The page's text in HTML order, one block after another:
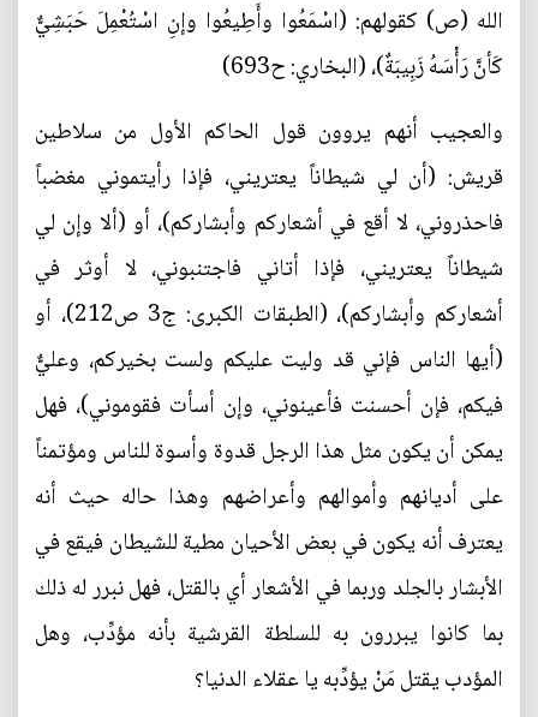
الله (ص) كقولهم: (اسْمَعُوا وأَطِيعُوا وإنِ اسْتُعْمِلَ حَبَشِيٌّ
كَأنَّ رَأْسَهُ زَبِيبَةٌ)، (البخاري: ح693)
والعجيب أنهم يروون قول الحاكم الأول من سلاطين
قريش: (أن لي شيطاناً يعتريني، فإذا رأيتموني مغضباً
فاحذروني، لا أقع في أشعاركم وأبشاركم)، أو (ألا وإن لي
شيطاناً يعتريني، فإذا أتاني فاجتنبوني، لا أوثر في
أشعاركم وأبشاركم)، (الطبقات الكبرى: ج3 ص212)، أو
(أيها الناس فإني قد وليت عليكم ولست بخيركم، وعليٌّ
فيكم، فإن أحسنت فأعينوني، وإن أسأت فقوموني)، فهل
يمكن أن يكون مثل هذا الرجل قدوة وأسوة للناس ومؤتمناً
على أديانهم وأموالهم وأعراضهم وهذا حاله حيث أنه
يعترف أنه يكون في بعض الأحيان مطية للشيطان فيقع في
الأبشار بالجلد وربما في الأشعار أي بالقتل، فهل نبرر له ذلك
بما كانوا يبررون به للسلطة القرشية بأنه مؤدِّب، وهل
المؤدب يقتل مَنْ يؤدِّبه يا عقلاء الدنيا؟